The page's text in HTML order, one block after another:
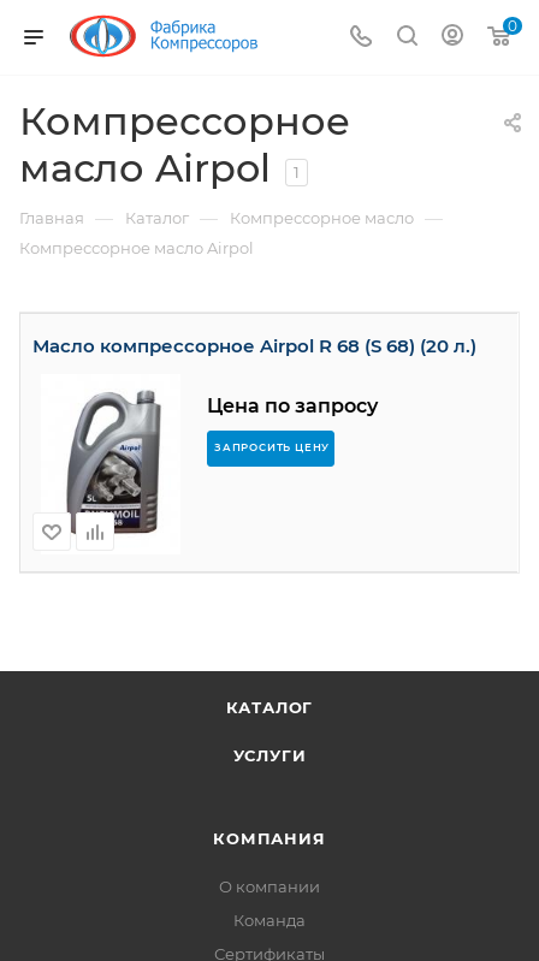
0
Компрессорное
масло Airpol
1
Главная — Каталог — Компрессорное масло —
Компрессорное масло Airpol
Масло компрессорное Airpol R 68 (S 68) (20 л.)
Цена по запросу
ЗАПРОСИТЬ ЦЕНУ
КАТАЛОГ
УСЛУГИ
КОМПАНИЯ
О компании
Команда
Сертификаты